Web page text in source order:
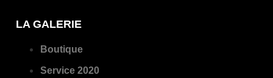
LA GALERIE
Boutique
Service 2020